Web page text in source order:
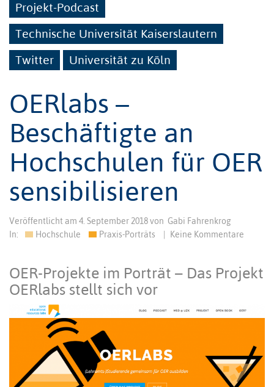
Projekt-Podcast
Technische Universität Kaiserslautern
Twitter
Universität zu Köln
OERlabs –
Beschäftigte an
Hochschulen für OER
sensibilisieren
Veröffentlicht am 4. September 2018von Gabi Fahrenkrog
In:
Hochschule Praxis-Porträts Keine Kommentare
OER-Projekte im Porträt – Das Projekt
OERlabs stellt sich vor